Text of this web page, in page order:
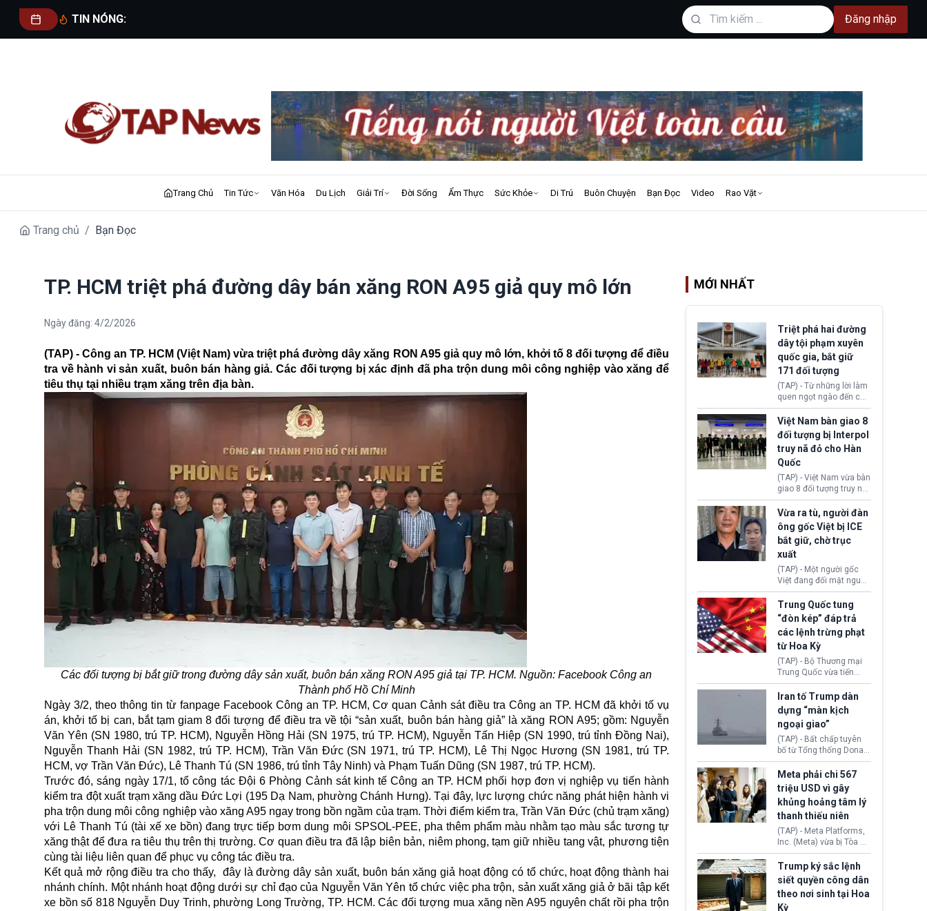
TIN NÓNG: Đăng nhập
Trang Chủ Tin Tức Văn Hóa Du Lịch Giải Trí Đời Sống Ẩm Thực Sức Khỏe Di Trú Buôn Chuyện Bạn Đọc Video Rao Vặt
Trang chủ / Bạn Đọc
TP. HCM triệt phá đường dây bán xăng RON A95 giả quy mô lớn
Ngày đăng: 4/2/2026
(TAP) - Công an TP. HCM (Việt Nam) vừa triệt phá đường dây xăng RON A95 giả quy mô lớn, khởi tố 8 đối tượng để điều
tra về hành vi sản xuất, buôn bán hàng giả. Các đối tượng bị xác định đã pha trộn dung môi công nghiệp vào xăng để
tiêu thụ tại nhiều trạm xăng trên địa bàn.
Các đối tượng bị bắt giữ trong đường dây sản xuất, buôn bán xăng RON A95 giả tại TP. HCM. Nguồn: Facebook Công an
Thành phố Hồ Chí Minh
Ngày 3/2, theo thông tin từ fanpage Facebook Công an TP. HCM, Cơ quan Cảnh sát điều tra Công an TP. HCM đã khởi tố vụ
án, khởi tố bị can, bắt tạm giam 8 đối tượng để điều tra về tội “sản xuất, buôn bán hàng giả” là xăng RON A95; gồm: Nguyễn
Văn Yên (SN 1980, trú TP. HCM), Nguyễn Hồng Hải (SN 1975, trú TP. HCM), Nguyễn Tấn Hiệp (SN 1990, trú tỉnh Đồng Nai),
Nguyễn Thanh Hải (SN 1982, trú TP. HCM), Trần Văn Đức (SN 1971, trú TP. HCM), Lê Thị Ngọc Hương (SN 1981, trú TP.
HCM, vợ Trần Văn Đức), Lê Thanh Tú (SN 1986, trú tỉnh Tây Ninh) và Phạm Tuấn Dũng (SN 1987, trú TP. HCM).
Trước đó, sáng ngày 17/1, tổ công tác Đội 6 Phòng Cảnh sát kinh tế Công an TP. HCM phối hợp đơn vị nghiệp vụ tiến hành
kiểm tra đột xuất trạm xăng dầu Đức Lợi (195 Dạ Nam, phường Chánh Hưng). Tại đây, lực lượng chức năng phát hiện hành vi
pha trộn dung môi công nghiệp vào xăng A95 ngay trong bồn ngầm của trạm. Thời điểm kiểm tra, Trần Văn Đức (chủ trạm xăng)
với Lê Thanh Tú (tài xế xe bồn) đang trực tiếp bơm dung môi SPSOL-PEE, pha thêm phẩm màu nhằm tạo màu sắc tương tự
xăng thật để đưa ra tiêu thụ trên thị trường. Cơ quan điều tra đã lập biên bản, niêm phong, tạm giữ nhiều tang vật, phương tiện
cùng tài liệu liên quan để phục vụ công tác điều tra.
Kết quả mở rộng điều tra cho thấy, đây là đường dây sản xuất, buôn bán xăng giả hoạt động có tổ chức, hoạt động thành hai
nhánh chính. Một nhánh hoạt động dưới sự chỉ đạo của Nguyễn Văn Yên tổ chức việc pha trộn, sản xuất xăng giả ở bãi tập kết
xe bồn số 818 Nguyễn Duy Trinh, phường Long Trường, TP. HCM. Các đối tượng mua xăng nền A95 nguyên chất rồi pha trộn
MỚI NHẤT
Triệt phá hai đường
dây tội phạm xuyên
quốc gia, bắt giữ
171 đối tượng
(TAP) - Từ những lời làm
quen ngọt ngào đến các
“sàn vàng ảo”, bất động
sản trực tuyến cùng
đường dây đánh bạc quy
mô lớn, hai tổ chức tội
phạm xuyên quốc gia đã
dựng lên mạng lưới hoạt
động tại Việt Nam và
Lào, lôi kéo hàng nghìn
người tham gia, luân
chuyển dòng tiền qua
nhiều lớp tài khoản. Sau
hơn 2 tuần phối hợp truy
xét, lực lượng chức năng
hai nước đã bắt giữ 171
Việt Nam bàn giao 8
đối tượng bị Interpol
truy nã đỏ cho Hàn
Quốc
(TAP) - Việt Nam vừa bàn
giao 8 đối tượng truy nã
đỏ Interpol cho lực lượng
chức năng Hàn Quốc.
Nhóm này bị xác định
lừa đảo 619 nạn nhân,
chiếm đoạt hơn 17,7 tỷ
KRW.
Vừa ra tù, người đàn
ông gốc Việt bị ICE
bắt giữ, chờ trục
xuất
(TAP) - Một người gốc
Việt đang đối mặt nguy
cơ bị trục xuất khỏi Hoa
Kỳ sau khi đã chấp hành
xong bản án liên quan
đến tội ác từ hơn 30
năm trước tại California.
Trung Quốc tung
“đòn kép” đáp trả
các lệnh trừng phạt
từ Hoa Kỳ
(TAP) - Bộ Thương mại
Trung Quốc vừa tiến
hành áp đặt lệnh trừng
phạt lên hàng loạt thực
thể và siết chặt kiểm
soát xuất khẩu máy bay
không người lái (UAV)
sang Hoa Kỳ. Động thái
này nhằm đáp trả các
biện pháp hạn chế
thương mại, áp thuế mới
cùng lệnh cấm công
nghệ gần đây từ phía
Washington.
Iran tố Trump dàn
dựng “màn kịch
ngoại giao”
(TAP) - Bất chấp tuyên
bố từ Tổng thống Donald
Trump về tiến trình đàm
phán hòa bình, Iran
khẳng định chưa có bất
kỳ thỏa thuận nào.
Tehran cho rằng, Hoa Kỳ
chỉ đang dàn dựng “màn
kịch ngoại giao” để xoa
dịu căng thẳng.
Meta phải chi 567
triệu USD vì gây
khủng hoảng tâm lý
thanh thiếu niên
(TAP) - Meta Platforms,
Inc. (Meta) vừa bị Tòa án
bang New Mexico yêu
cầu đóng góp 567 triệu
USD vào một quỹ khắc
phục hậu quả. Quyết
định này diễn ra sau khi
toà xác định, những nền
Trump ký sắc lệnh
siết quyền công dân
theo nơi sinh tại Hoa
Kỳ